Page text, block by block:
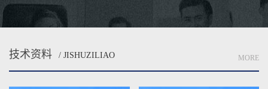
技术资料 / JISHUZILIAO MORE